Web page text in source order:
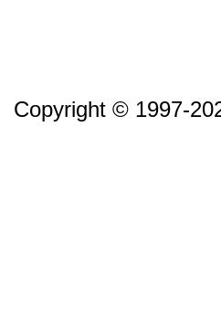
Copyright © 1997-